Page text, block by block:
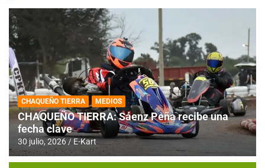
CHAQUEÑO TIERRA MEDIOS
CHAQUEÑO TIERRA: Sáenz Peña recibe una
fecha clave
30 julio, 2026 E-Kart